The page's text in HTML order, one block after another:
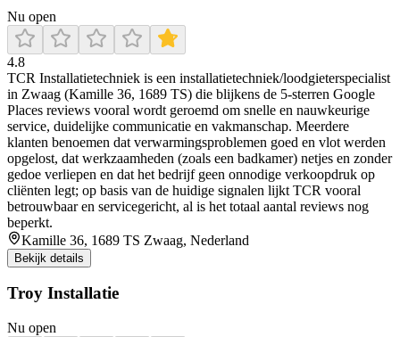
Nu open
4.8
TCR Installatietechniek is een installatietechniek/loodgieterspecialist
in Zwaag (Kamille 36, 1689 TS) die blijkens de 5-sterren Google
Places reviews vooral wordt geroemd om snelle en nauwkeurige
service, duidelijke communicatie en vakmanschap. Meerdere
klanten benoemen dat verwarmingsproblemen goed en vlot werden
opgelost, dat werkzaamheden (zoals een badkamer) netjes en zonder
gedoe verliepen en dat het bedrijf geen onnodige verkoopdruk op
cliënten legt; op basis van de huidige signalen lijkt TCR vooral
betrouwbaar en servicegericht, al is het totaal aantal reviews nog
beperkt.
Kamille 36, 1689 TS Zwaag, Nederland
Bekijk details
Troy Installatie
Nu open